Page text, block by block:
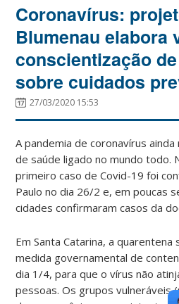
Coronavírus:
Blumenau elabora
conscientização
sobre cuidados
27/03/2020 15:53
A pandemia de coronavírus
de saúde ligado no mundo todo.
primeiro caso de Covid-19 foi
Paulo no dia 26/2 e, em poucas
cidades confirmaram casos da
Em Santa Catarina, a quarentena
medida governamental de
dia 1/4, para que o vírus não
pessoas. Os grupos vulneráveis